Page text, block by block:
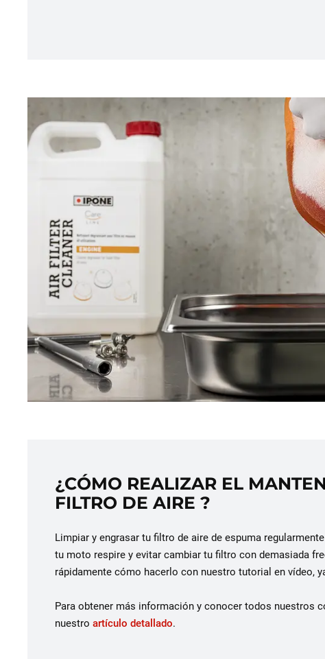
¿CÓMO REALIZAR EL
FILTRO DE AIRE ?
Limpiar y engrasar tu filtro de aire de espuma
tu moto respire y evitar cambiar tu filtro con demasiada
rápidamente cómo hacerlo con nuestro tutorial en vídeo,
Para obtener más información y conocer todos nuestros
nuestro artículo detallado.